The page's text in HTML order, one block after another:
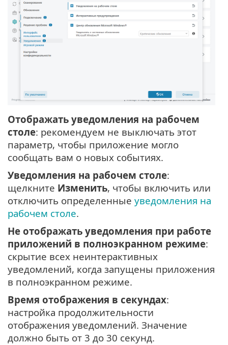
Отображать уведомления на рабочем
столе: рекомендуем не выключать этот
параметр, чтобы приложение могло
сообщать вам о новых событиях.
Уведомления на рабочем столе:
щелкните Изменить, чтобы включить или
отключить определенные уведомления на
рабочем столе.
Не отображать уведомления при работе
приложений в полноэкранном режиме:
скрытие всех неинтерактивных
уведомлений, когда запущены приложения
в полноэкранном режиме.
Время отображения в секундах:
настройка продолжительности
отображения уведомлений. Значение
должно быть от 3 до 30 секунд.